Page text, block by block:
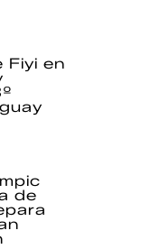
Fiyi en
de